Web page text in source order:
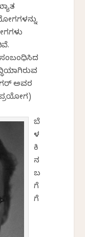
ಅವರ
ಬೆ
ಳ
ಕಿ
ನ
ಬ
ಗೆ
ಗೆ